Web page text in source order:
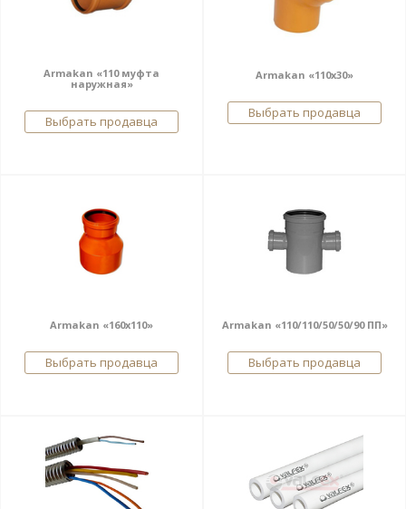
Armakan «110 муфта
наружная»
Выбрать продавца
Armakan «110х30»
Выбрать продавца
Armakan «160х110»
Выбрать продавца
Armakan «110/110/50/50/90 ПП»
Выбрать продавца